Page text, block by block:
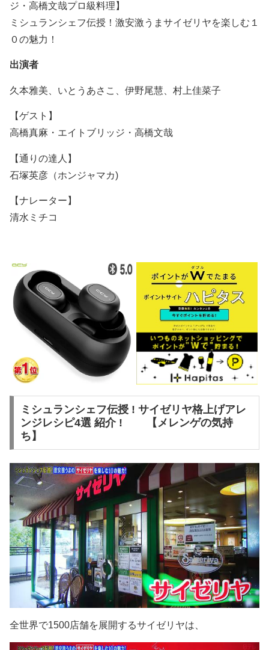
ジ・高橋文哉プロ級料理】
ミシュランシェフ伝授！激安激うまサイゼリヤを楽しむ１
０の魅力！
出演者
久本雅美、いとうあさこ、伊野尾慧、村上佳菜子
【ゲスト】
高橋真麻・エイトブリッジ・高橋文哉
【通りの達人】
石塚英彦（ホンジャマカ)
【ナレーター】
清水ミチコ
ミシュランシェフ伝授 ! サイゼリヤ格上げアレ
ンジレシピ4選 紹介 ! 【メレンゲの気持
ち】
全世界で1500店舗を展開するサイゼリヤは、